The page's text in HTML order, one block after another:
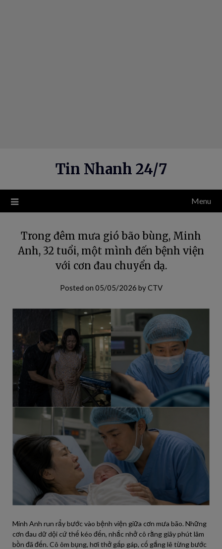
Tin Nhanh 24/7
Menu
Trong đêm mưa gió bão bùng, Minh
Anh, 32 tuổi, một mình đến bệnh viện
với cơn đau chuyển dạ.
Posted on 05/05/2026 byCTV
Minh Anh run rẩy bước vào bệnh viện giữa cơn mưa bão. Những
cơn đau dữ dội cứ thế kéo đến, nhắc nhở cô rằng giây phút lâm
bồn đã đến. Cô ôm bụng, hơi thở gấp gáp, cố gắng lê từng bước